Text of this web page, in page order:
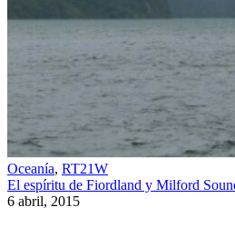
Oceanía, RT21W
El espíritu de Fiordland y Milford
6 abril, 2015